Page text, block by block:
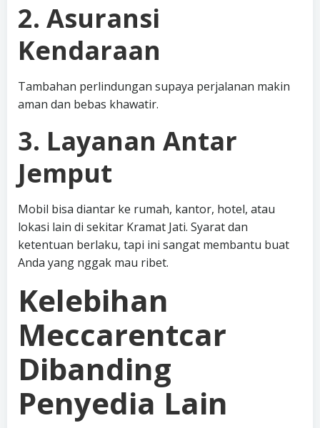
2. Asuransi
Kendaraan
Tambahan perlindungan supaya perjalanan makin
aman dan bebas khawatir.
3. Layanan Antar
Jemput
Mobil bisa diantar ke rumah, kantor, hotel, atau
lokasi lain di sekitar Kramat Jati. Syarat dan
ketentuan berlaku, tapi ini sangat membantu buat
Anda yang nggak mau ribet.
Kelebihan
Meccarentcar
Dibanding
Penyedia Lain